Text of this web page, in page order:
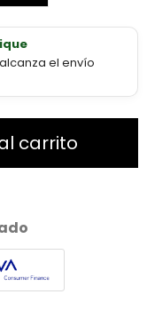
el envío
carrito